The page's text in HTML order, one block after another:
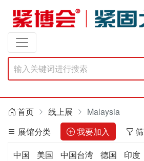
首页 线上展
Malaysia
展馆分类
我要加入
中国
美国 中国台湾 德国 印度